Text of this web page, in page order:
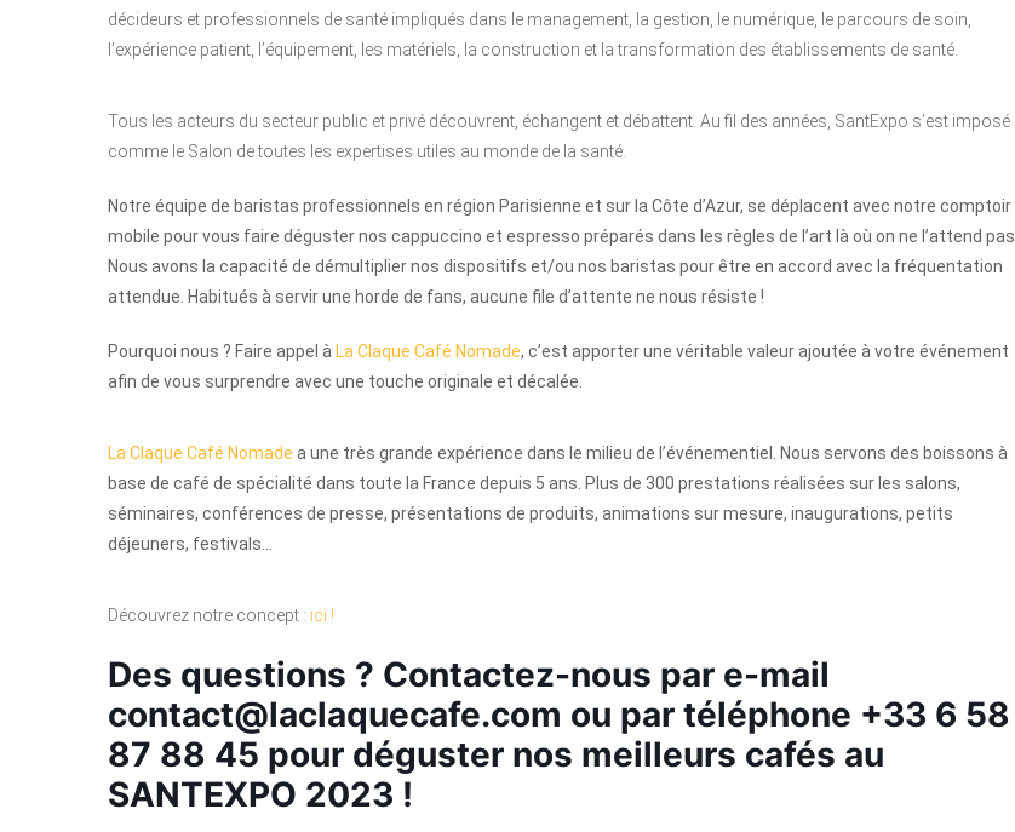
décideurs et professionnels de santé impliqués dans le management, la gestion, le numérique, le parcours de soin,
l’expérience patient, l’équipement, les matériels, la construction et la transformation des établissements de santé.
Tous les acteurs du secteur public et privé découvrent, échangent et débattent. Au fil des années, SantExpo s’est imposé
comme le Salon de toutes les expertises utiles au monde de la santé.
Notre équipe de baristas professionnels en région Parisienne et sur la Côte d’Azur, se déplacent avec notre comptoir
mobile pour vous faire déguster nos cappuccino et espresso préparés dans les règles de l’art là où on ne l’attend pas.
Nous avons la capacité de démultiplier nos dispositifs et/ou nos baristas pour être en accord avec la fréquentation
attendue. Habitués à servir une horde de fans, aucune file d’attente ne nous résiste !
Pourquoi nous ? Faire appel à La Claque Café Nomade, c’est apporter une véritable valeur ajoutée à votre événement
afin de vous surprendre avec une touche originale et décalée.
La Claque Café Nomade a une très grande expérience dans le milieu de l’événementiel. Nous servons des boissons à
base de café de spécialité dans toute la France depuis 5 ans. Plus de 300 prestations réalisées sur les salons,
séminaires, conférences de presse, présentations de produits, animations sur mesure, inaugurations, petits
déjeuners, festivals…
Découvrez notre concept : ici !
Des questions ? Contactez-nous par e-mail
contact@laclaquecafe.com ou par téléphone +33 6 58
87 88 45 pour déguster nos meilleurs cafés au
SANTEXPO 2023 !